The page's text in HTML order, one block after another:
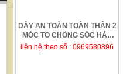
DÂY AN TOÀN TOÀN THÂN 2
MÓC TO CHỐNG SỐC HÀN
QUỐC
liên hệ theo số : 0969580896